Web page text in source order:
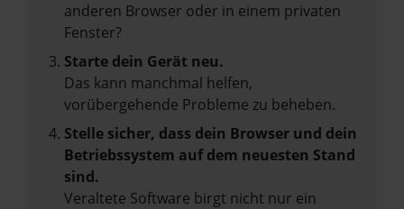
anderen Browser oder in einem privaten
Fenster?
Starte dein Gerät neu.
Das kann manchmal helfen,
vorübergehende Probleme zu beheben.
Stelle sicher, dass dein Browser und dein
Betriebssystem auf dem neuesten Stand
sind.
Veraltete Software birgt nicht nur ein